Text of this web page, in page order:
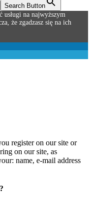
Search Button
usługi na najwyższym
że zgadzasz się na ich
register on our site or
on our site, as
name, e-mail address